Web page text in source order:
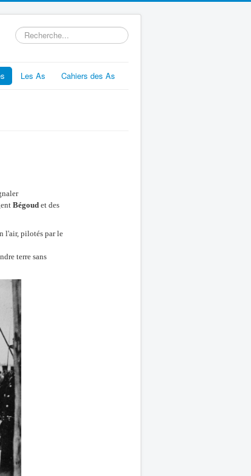
Rechercher
Les As Cahiers des As
Bégoud et des
l'air, pilotés par le
terre sans